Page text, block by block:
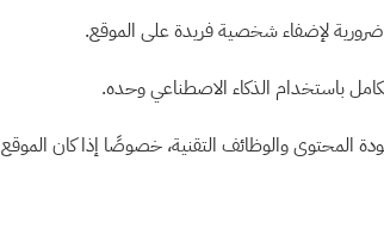
ضرورية لإضفاء شخصية فريدة على الموقع.
باستخدام الذكاء الاصطناعي وحده.
المحتوى والوظائف التقنية، خصوصًا إذا كان الموقع